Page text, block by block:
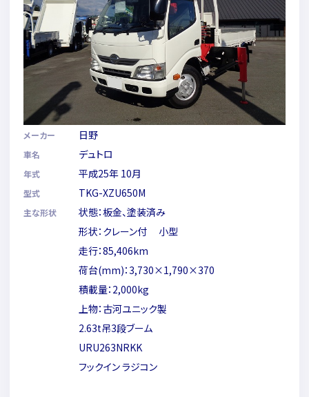
メーカー 日野
車名 デュトロ
年式 平成25年 10月
型式 TKG-XZU650M
主な形状
状態：板金、塗装済み
形状：クレーン付 小型
走行：85,406km
荷台(mm)：3,730×1,790×370
積載量：2,000kg
上物：古河ユニック製
2.63t吊3段ブーム
URU263NRKK
フックイン ラジコン